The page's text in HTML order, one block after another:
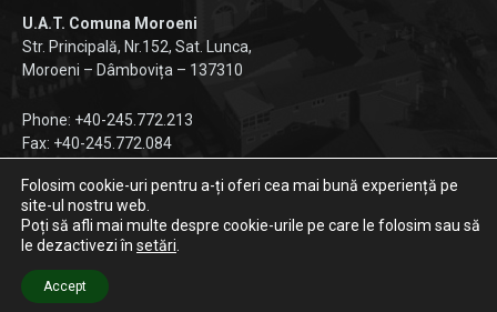
U.A.T. Comuna Moroeni
Str. Principală, Nr.152, Sat. Lunca,
Moroeni – Dâmbovița – 137310
Phone: +40-245.772.213
Fax: +40-245.772.084
FacebookInstagramLinkedIn
Folosim cookie-uri pentru a-ți oferi cea mai bună experiență pe
site-ul nostru web.
Poți să afli mai multe despre cookie-urile pe care le folosim sau să
le dezactivezi în setări
Accept